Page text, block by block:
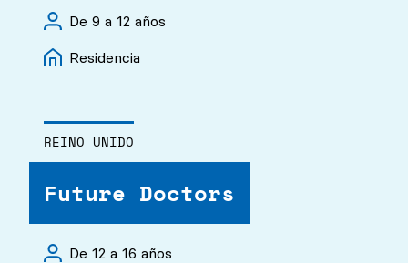
De 9 a 12 años
Residencia
REINO UNIDO
Future Doctors
De 12 a 16 años